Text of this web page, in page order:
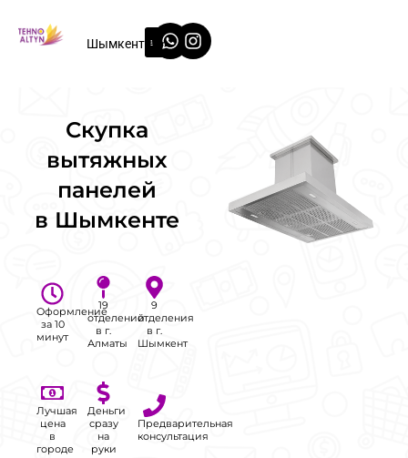
содержимому
Шымкент
Whatsapp
Instagram
Скупка
вытяжных
панелей
в Шымкенте
Оформление
за 10
минут
19
отделений
в г.
Алматы
9
отделения
в г.
Шымкент
Лучшая
цена
в
городе
Деньги
сразу
на
руки
Предварительная
консультация